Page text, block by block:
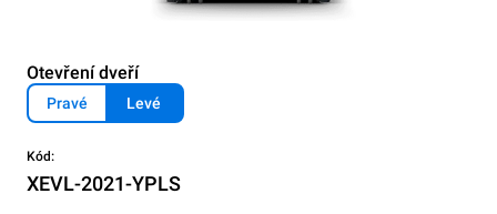
Otevření dveří
Pravé Levé
Kód:
XEVL-2021-YPLS